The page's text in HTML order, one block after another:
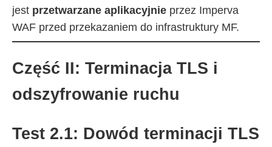
jest przetwarzane aplikacyjnie przez Imperva
WAF przed przekazaniem do infrastruktury MF.
Część II: Terminacja TLS i
odszyfrowanie ruchu
Test 2.1: Dowód terminacji TLS